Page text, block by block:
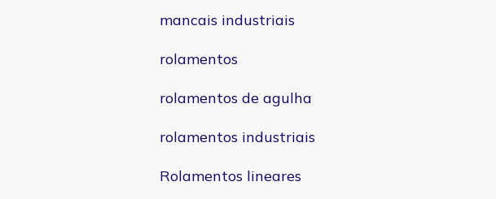
mancais industriais
rolamentos
rolamentos de agulha
rolamentos industriais
Rolamentos lineares